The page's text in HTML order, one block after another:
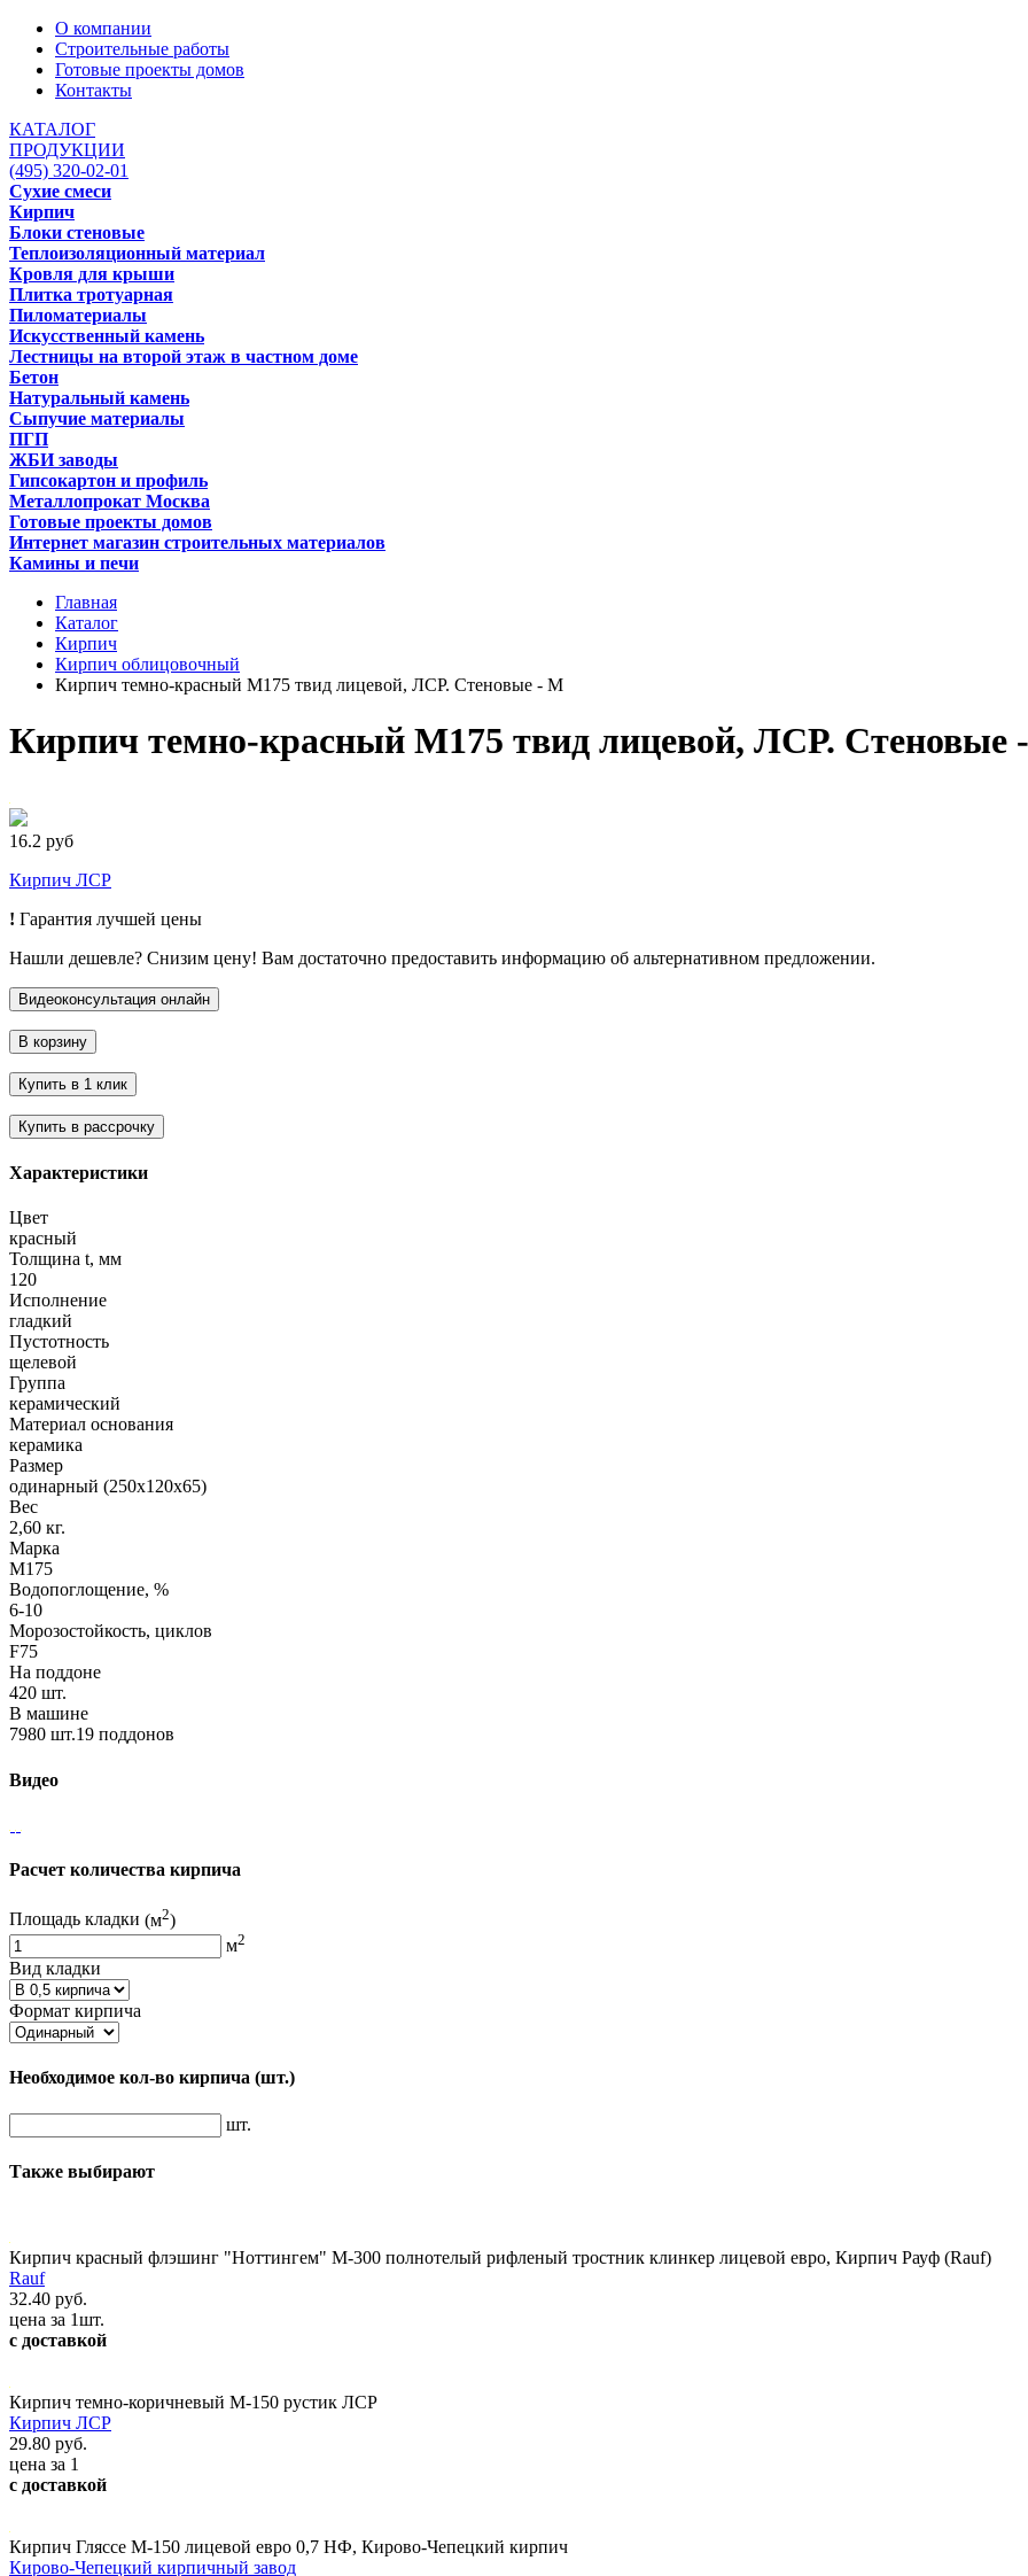
О компании
Строительные работы
Готовые проекты домов
Контакты
КАТАЛОГ
ПРОДУКЦИИ
(495) 320-02-01
Сухие смеси
Кирпич
Блоки стеновые
Теплоизоляционный материал
Кровля для крыши
Плитка тротуарная
Пиломатериалы
Искусственный камень
Лестницы на второй этаж в частном доме
Бетон
Натуральный камень
Сыпучие материалы
ПГП
ЖБИ заводы
Гипсокартон и профиль
Металлопрокат Москва
Готовые проекты домов
Интернет магазин строительных материалов
Камины и печи
Главная
Каталог
Кирпич
Кирпич облицовочный
Кирпич темно-красный М175 твид лицевой, ЛСР. Стеновые - М
Кирпич темно-красный М175 твид лицевой, ЛСР. Стеновые
16.2 руб
Кирпич ЛСР
! Гарантия лучшей цены
Нашли дешевле? Снизим цену! Вам достаточно предоставить информацию об альтернативном предложении.
Характеристики
Цвет
красный
Толщина t, мм
120
Исполнение
гладкий
Пустотность
щелевой
Группа
керамический
Материал основания
керамика
Размер
одинарный (250х120х65)
Вес
2,60 кг.
Марка
М175
Водопоглощение, %
6-10
Морозостойкость, циклов
F75
На поддоне
420 шт.
В машине
7980 шт.19 поддонов
Видео
Расчет количества кирпича
Площадь кладки (м2)
м2
Вид кладки
Формат кирпича
Необходимое кол-во кирпича (шт.)
шт.
Также выбирают
Кирпич красный флэшинг "Ноттингем" М-300 полнотелый рифленый тростник клинкер лицевой евро, Кирпич Рауф (Rauf)
Rauf
32.40 руб.
цена за 1шт.
с доставкой
Кирпич темно-коричневый М-150 рустик ЛСР
Кирпич ЛСР
29.80 руб.
цена за 1
с доставкой
Кирпич Гляссе М-150 лицевой евро 0,7 НФ, Кирово-Чепецкий кирпич
Кирово-Чепецкий кирпичный завод